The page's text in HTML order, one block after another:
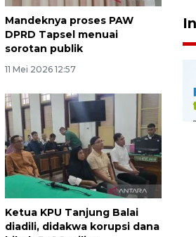
Mandeknya proses PAW
DPRD Tapsel menuai
sorotan publik
11 Mei 2026 12:57
Ketua KPU Tanjung Balai
diadili, didakwa korupsi dana